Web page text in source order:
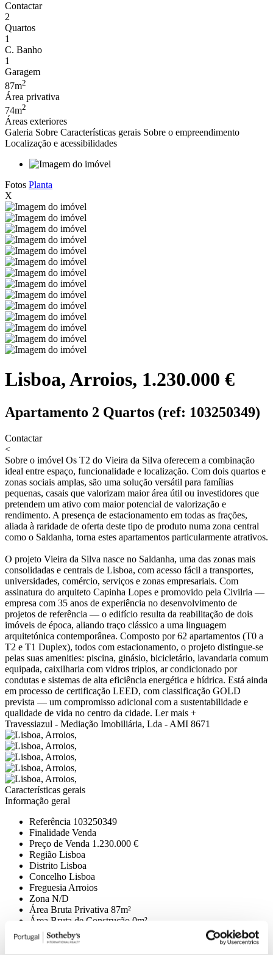
Contactar
2
Quartos
1
C. Banho
1
Garagem
87m2
Área privativa
74m2
Áreas exteriores
Galeria Sobre Características gerais Sobre o empreendimento
Localização e acessibilidades
Fotos Planta
X
Lisboa, Arroios, 1.230.000 €
Apartamento 2 Quartos (ref: 103250349)
Contactar
<
Sobre o imóvel Os T2 do Vieira da Silva oferecem a combinação
ideal entre espaço, funcionalidade e localização. Com dois quartos e
zonas sociais amplas, são uma solução versátil para famílias
pequenas, casais que valorizam maior área útil ou investidores que
pretendem um ativo com maior potencial de valorização e
rendimento. A presença de estacionamento em todas as frações,
aliada à raridade de oferta deste tipo de produto numa zona central
como o Saldanha, torna estes apartamentos particularmente atrativos.
O projeto Vieira da Silva nasce no Saldanha, uma das zonas mais
consolidadas e centrais de Lisboa, com acesso fácil a transportes,
universidades, comércio, serviços e zonas empresariais. Com
assinatura do arquiteto Capinha Lopes e promovido pela Civilria —
empresa com 35 anos de experiência no desenvolvimento de
projetos de referência — o edifício resulta da reabilitação de dois
imóveis de época, aliando traço clássico a uma linguagem
arquitetónica contemporânea. Composto por 62 apartamentos (T0 a
T2 e T1 Duplex), todos com estacionamento, o projeto distingue-se
pelas suas amenities: piscina, ginásio, bicicletário, lavandaria comum
equipada, caixilharia com vidros triplos, ar condicionado por
condutas e sistemas de alta eficiência energética e hídrica. Está ainda
em processo de certificação LEED, com classificação GOLD
prevista — um compromisso adicional com a sustentabilidade e
qualidade de vida no centro da cidade. Ler mais +
Travessiazul - Mediação Imobiliária, Lda - AMI 8671
Características gerais
Informação geral
Referência 103250349
Finalidade Venda
Preço de Venda 1.230.000 €
Região Lisboa
Distrito Lisboa
Concelho Lisboa
Freguesia Arroios
Zona N/D
Área Bruta Privativa 87m²
Área Bruta de Construção 0m²
Área Útil 0m²
Área Terreno